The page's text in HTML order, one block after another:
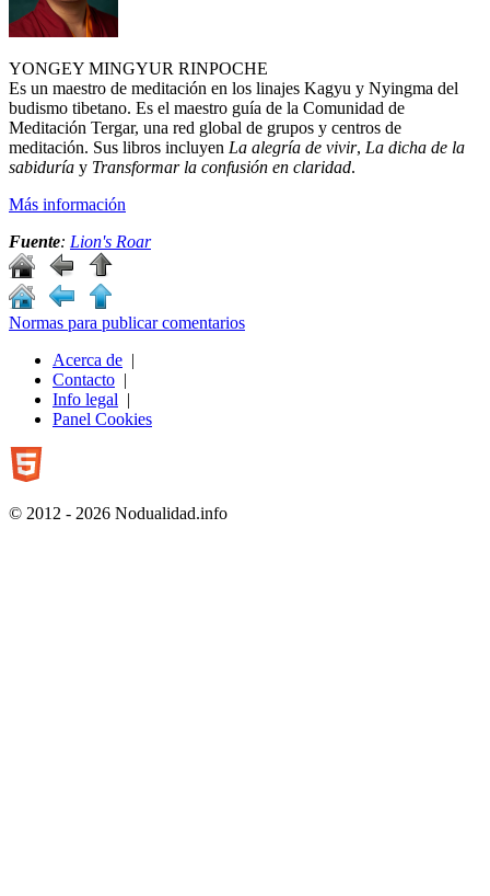
YONGEY MINGYUR RINPOCHE
Es un maestro de meditación en los linajes Kagyu y Nyingma del
budismo tibetano. Es el maestro guía de la Comunidad de
Meditación Tergar, una red global de grupos y centros de
meditación. Sus libros incluyen La alegría de vivir, La dicha de la
sabiduría y Transformar la confusión en claridad.
Más información
Fuente: Lion's Roar
Normas para publicar comentarios
Acerca de |
Contacto |
Info legal |
Panel Cookies
© 2012 - 2026 Nodualidad.info